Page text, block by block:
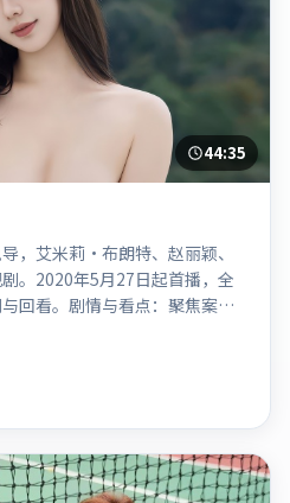
44:35
，艾米莉·布朗特、赵丽颖、
。2020年5月27日起首播，全
回看。剧情与看点：聚焦案件
兼具社会观察与戏剧冲突。本
樟柯」「犯罪」「韩国」
等关键词的影迷阅读简介与主